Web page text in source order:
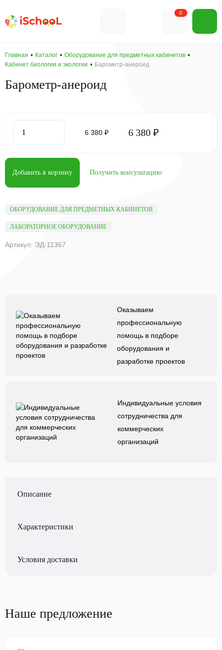
0
Главная Каталог
Оборудование для предметных кабинетов
Кабинет биологии и экологии
Барометр-анероид
Барометр-анероид
ОБОРУДОВАНИЕ ДЛЯ ПРЕДМЕТНЫХ КАБИНЕТОВ
ЛАБОРАТОРНОЕ ОБОРУДОВАНИЕ
Артикул: ЭД-11367
6 380 ₽ 6 380 ₽
Добавить в корзину Получить консультацию
Оказываем
профессиональную
помощь в подборе
оборудования и
разработке проектов
Индивидуальные условия
сотрудничества для
коммерческих
организаций
Описание
Характеристики
Условия доставки
Наше предложение